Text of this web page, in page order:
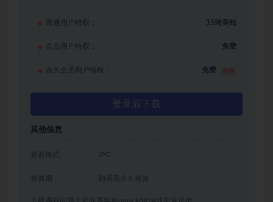
普通用户特权： 15琦美钻
会员用户特权： 免费
永久会员用户特权： 免费
登录后下载
其他信息
资源格式 JPG
有效期 购买后永久有效